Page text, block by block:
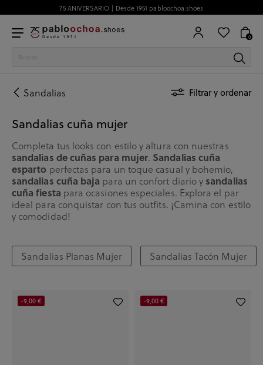
75 ANIVERSARIO | Desde 1951 pabloochoa.shoes
0
Sandalias Filtrar y ordenar
Sandalias cuña mujer
Completa tus looks con estilo y altura con nuestras
sandalias de cuñas para mujer. Sandalias cuña
esparto perfectas para un toque casual y bohemio,
sandalias cuña baja para un confort diario ysandalias
cuña fiesta para ocasiones especiales. Explora el par
ideal para conquistar con tus outfits. ¡Camina con estilo
y comodidad!
Sandalias Planas Mujer Sandalias Tacón Mujer
-9,00 € -9,00 €